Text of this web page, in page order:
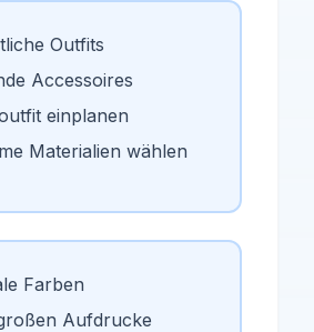
Outfits
Accessoires
einplanen
Materialien wählen
Farben
Aufdrucke